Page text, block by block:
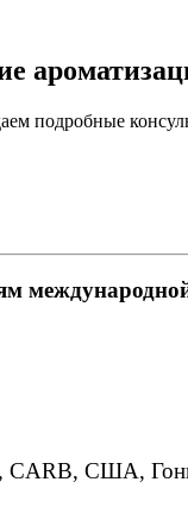
подробные
CARB, США,